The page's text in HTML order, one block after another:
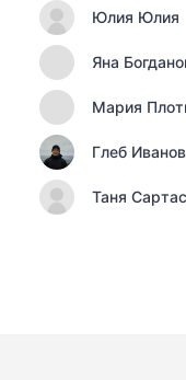
Юлия Юлия
Яна
Мария
Глеб Иванов
Таня